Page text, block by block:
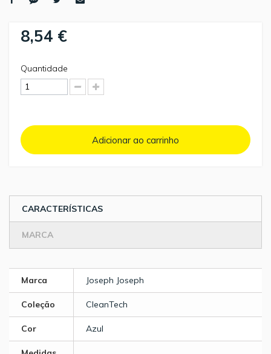
8,54 €
Quantidade
Adicionar ao carrinho
CARACTERÍSTICAS
MARCA
Marca Joseph Joseph
Coleção CleanTech
Cor Azul